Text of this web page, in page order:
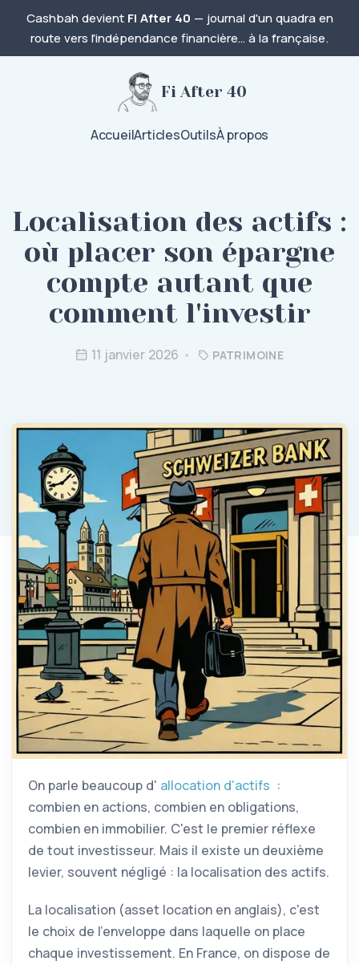
Cashbah devient FI After 40 — journal d'un quadra en
route vers l'indépendance financière… à la française.
Fi After 40
AccueilArticlesOutilsÀ propos
Localisation des actifs :
où placer son épargne
compte autant que
comment l'investir
11 janvier 2026 PATRIMOINE
On parle beaucoup d' allocation d'actifs :
combien en actions, combien en obligations,
combien en immobilier. C'est le premier réflexe
de tout investisseur. Mais il existe un deuxième
levier, souvent négligé : la localisation des actifs.
La localisation (asset location en anglais), c'est
le choix de l'enveloppe dans laquelle on place
chaque investissement. En France, on dispose de